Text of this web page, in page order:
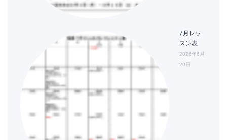
7月レッ
スン表
2026年6月
20日